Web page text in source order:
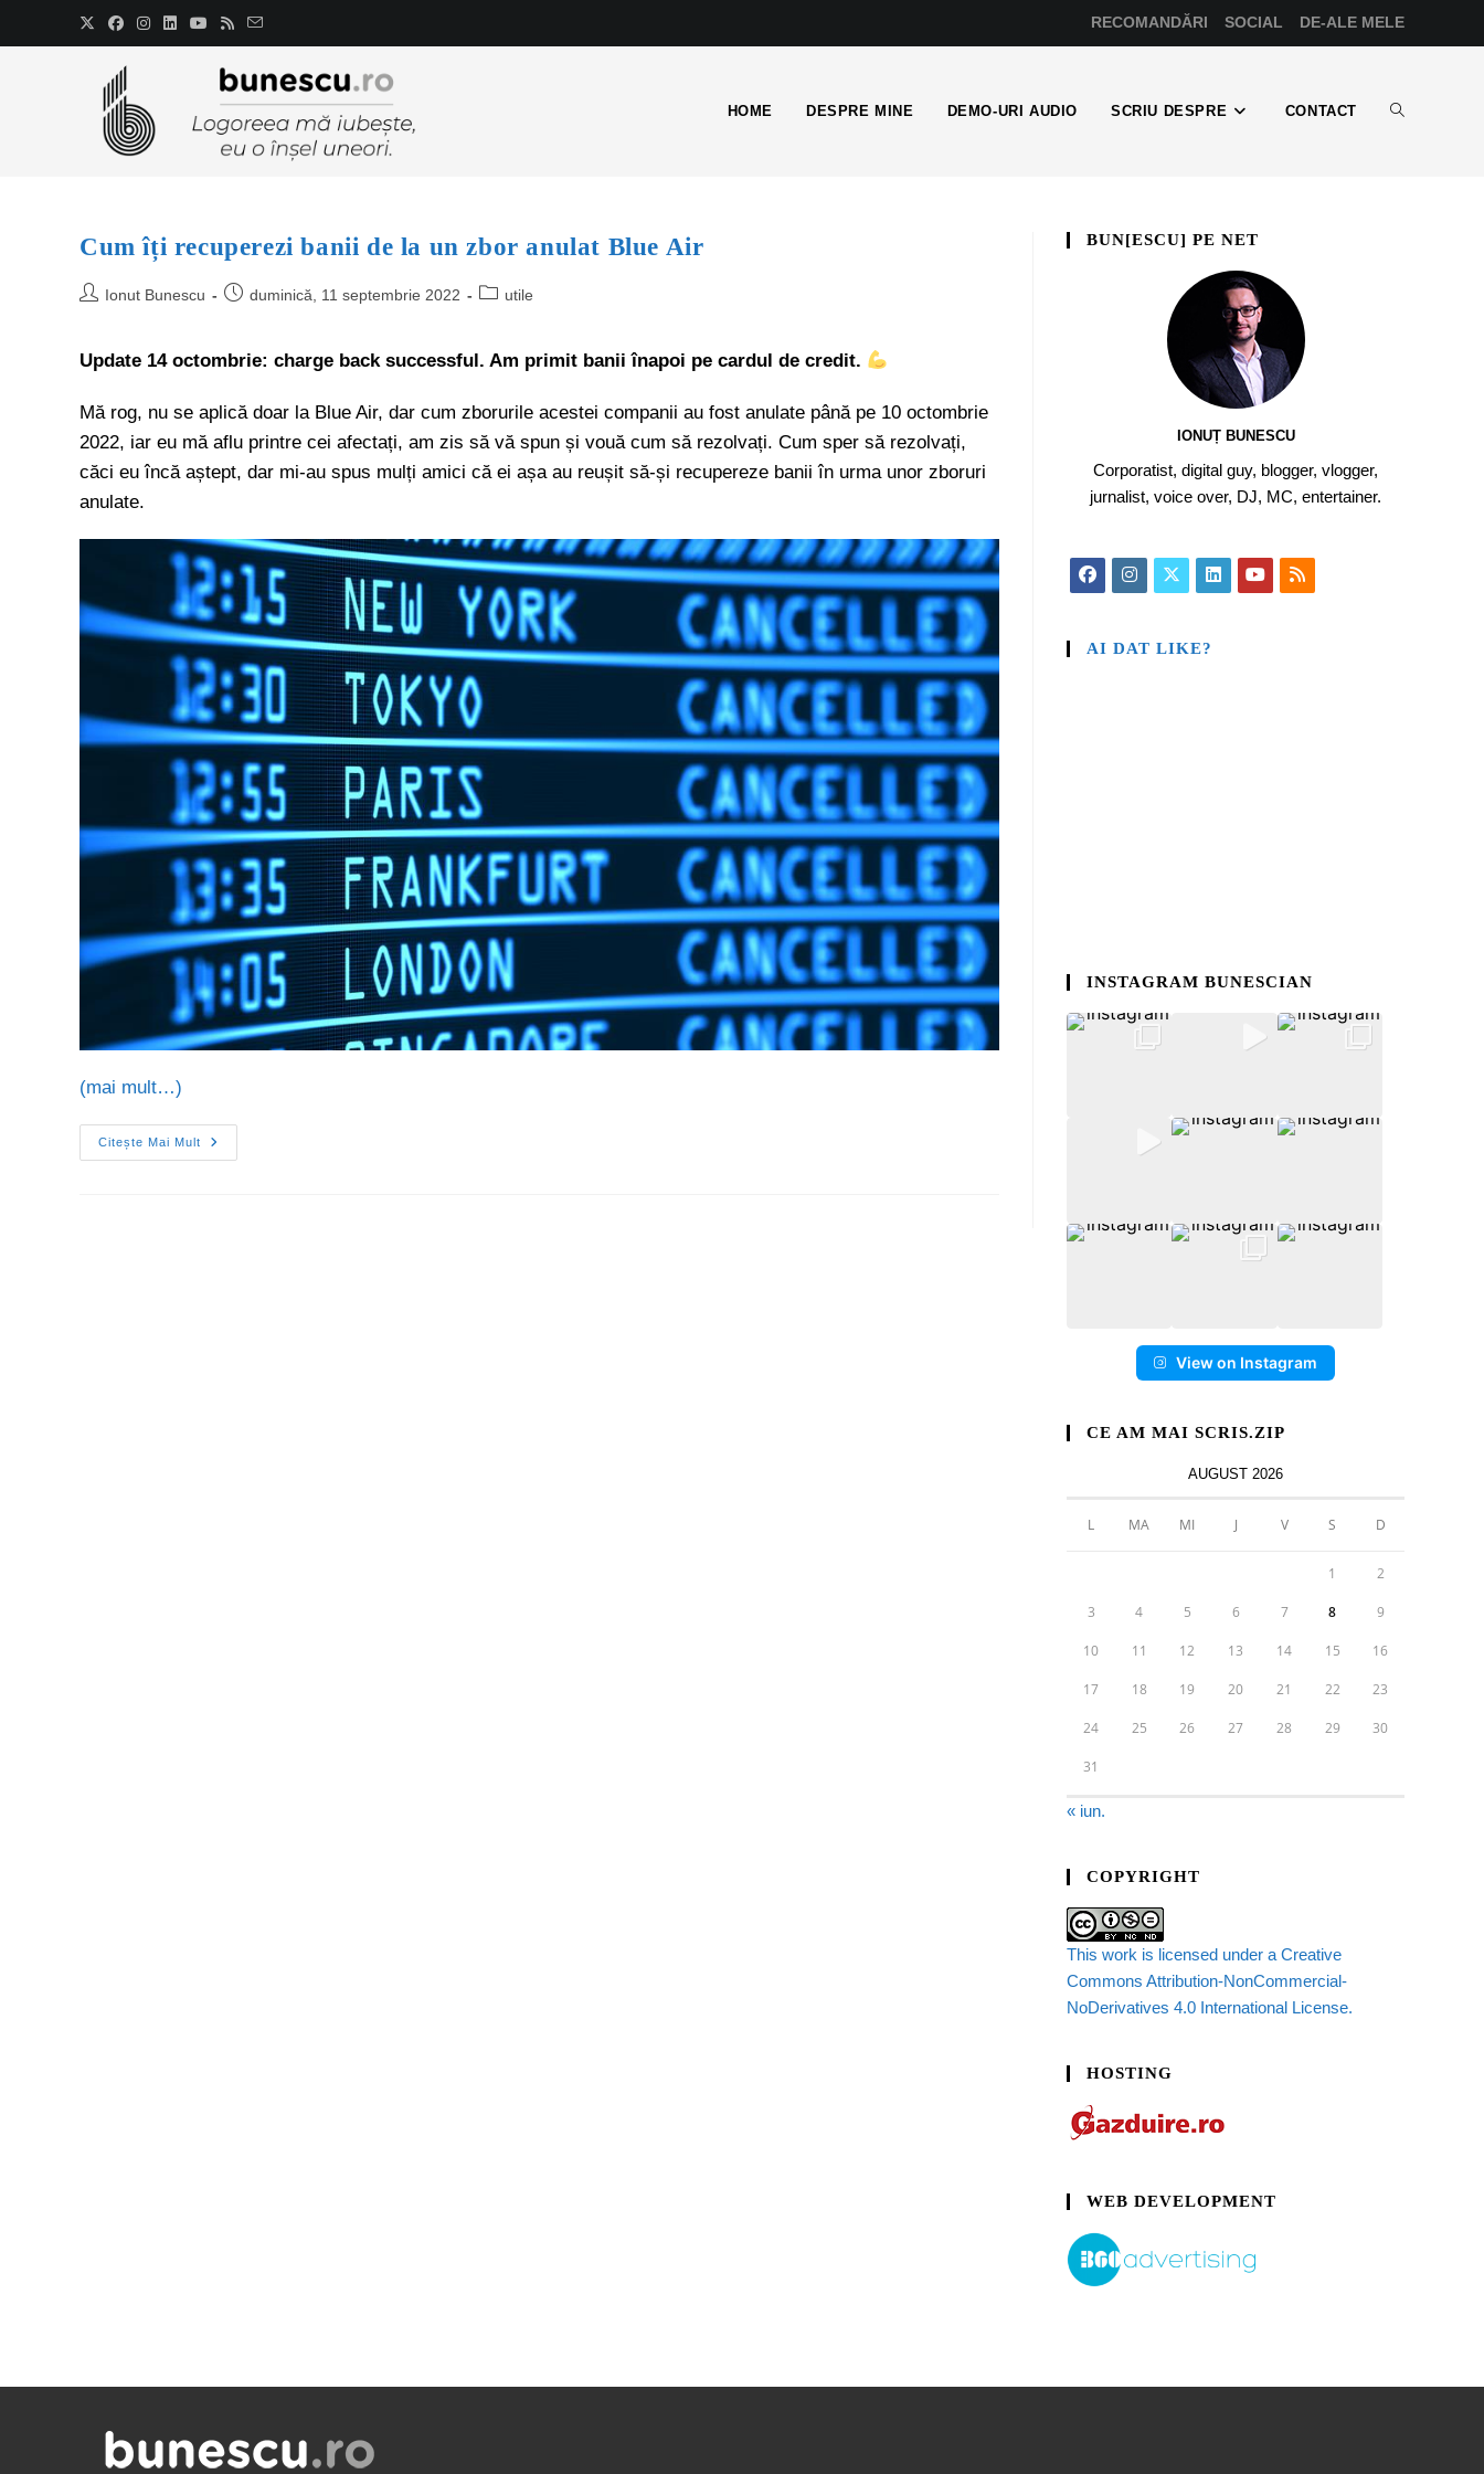
RECOMANDĂRI SOCIAL DE-ALE MELE
HOME DESPRE MINE DEMO-URI AUDIO SCRIU DESPRE CONTACT
Cum îți recuperezi banii de la un zbor anulat Blue Air
Ionut Bunescu duminică, 11 septembrie 2022 utile
Update 14 octombrie: charge back successful. Am primit banii înapoi pe cardul de credit.
Mă rog, nu se aplică doar la Blue Air, dar cum zborurile acestei companii au fost anulate până pe 10 octombrie
2022, iar eu mă aflu printre cei afectați, am zis să vă spun și vouă cum să rezolvați. Cum sper să rezolvați,
căci eu încă aștept, dar mi-au spus mulți amici că ei așa au reușit să-și recupereze banii în urma unor zboruri
anulate.
(mai mult…)
Citește Mai Mult
BUN[ESCU] PE NET
IONUȚ BUNESCU
Corporatist, digital guy, blogger, vlogger,
jurnalist, voice over, DJ, MC, entertainer.
AI DAT LIKE?
INSTAGRAM BUNESCIAN
View on Instagram
CE AM MAI SCRIS.ZIP
AUGUST 2026
L MA MI J V S D
1 2
3 4 5 6 7 8 9
10 11 12 13 14 15 16
17 18 19 20 21 22 23
24 25 26 27 28 29 30
31
« iun.
COPYRIGHT
This work is licensed under a Creative
Commons Attribution-NonCommercial-
NoDerivatives 4.0 International License.
HOSTING
WEB DEVELOPMENT